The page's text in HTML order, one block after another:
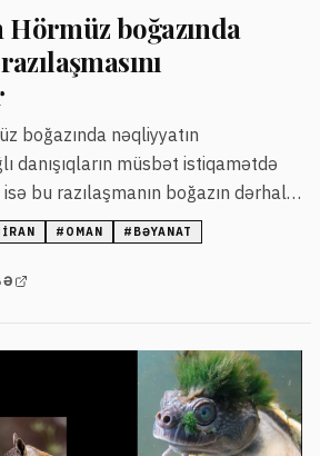
boğazında
boğazında nəqliyyatın
danışıqların müsbət istiqamətdə
bu razılaşmanın boğazın dərhal
deyir.
İRAN # OMAN # BƏYANAT